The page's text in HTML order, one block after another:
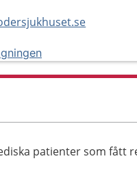
patienter som fått